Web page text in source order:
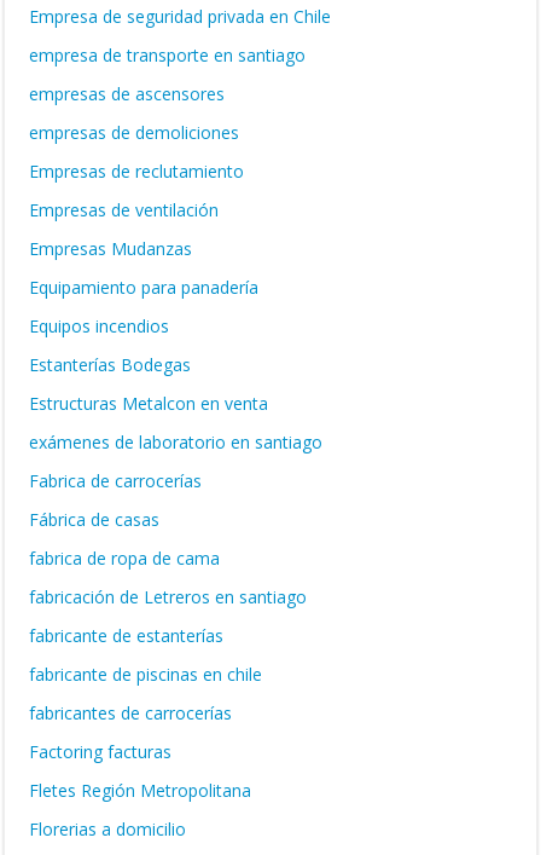
Empresa de seguridad privada en Chile
empresa de transporte en santiago
empresas de ascensores
empresas de demoliciones
Empresas de reclutamiento
Empresas de ventilación
Empresas Mudanzas
Equipamiento para panadería
Equipos incendios
Estanterías Bodegas
Estructuras Metalcon en venta
exámenes de laboratorio en santiago
Fabrica de carrocerías
Fábrica de casas
fabrica de ropa de cama
fabricación de Letreros en santiago
fabricante de estanterías
fabricante de piscinas en chile
fabricantes de carrocerías
Factoring facturas
Fletes Región Metropolitana
Florerias a domicilio